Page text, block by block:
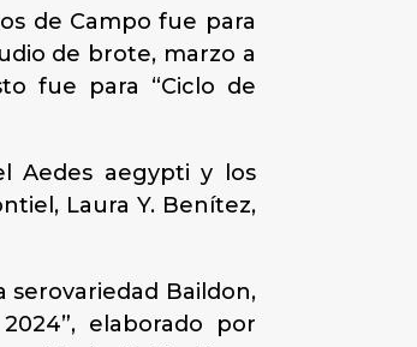
de Campo fue para
de brote, marzo a
fue para “Ciclo de
Aedes aegypti y los
Laura Y. Benítez,
Baildon,
elaborado por